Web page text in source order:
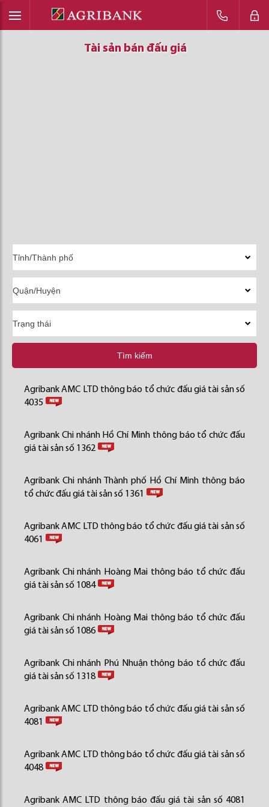
Tài sản bán đấu giá
Tài sản bán đấu giá
Tài sản bán đấu giá
Tìm kiếm
Agribank AMC LTD thông báo tổ chức đấu giá tài sản số
4035
Agribank Chi nhánh Hồ Chí Minh thông báo tổ chức đấu
giá tài sản số 1362
Agribank Chi nhánh Thành phố Hồ Chí Minh thông báo
tổ chức đấu giá tài sản số 1361
Agribank AMC LTD thông báo tổ chức đấu giá tài sản số
4061
Agribank Chi nhánh Hoàng Mai thông báo tổ chức đấu
giá tài sản số 1084
Agribank Chi nhánh Hoàng Mai thông báo tổ chức đấu
giá tài sản số 1086
Agribank Chi nhánh Phú Nhuận thông báo tổ chức đấu
giá tài sản số 1318
Agribank AMC LTD thông báo tổ chức đấu giá tài sản số
4081
Agribank AMC LTD thông báo tổ chức đấu giá tài sản số
4048
Agribank AMC LTD thông báo đấu giá tài sản số 4081